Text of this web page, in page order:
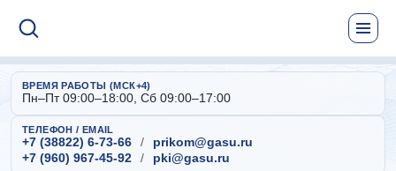
ВРЕМЯ РАБОТЫ (МСК+4)
Пн–Пт 09:00–18:00, Сб 09:00–17:00
ТЕЛЕФОН / EMAIL
+7 (38822) 6-73-66 /
prikom@gasu.ru
+7 (960) 967-45-92
/ pki@gasu.ru